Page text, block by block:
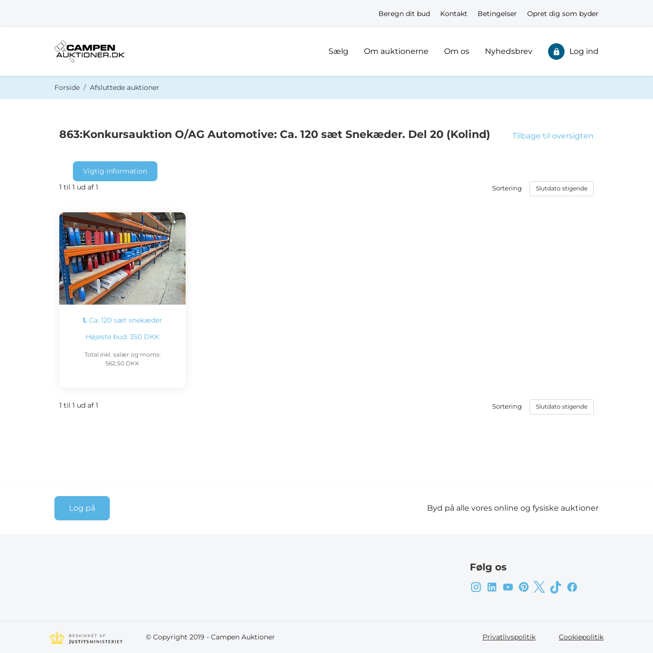
Beregn dit bud Kontakt Betingelser Opret dig som byder
Sælg Om auktionerne Om os Nyhedsbrev Log ind
Forside Afsluttede auktioner
Tilbage til oversigten
863:Konkursauktion O/AG Automotive: Ca. 120 sæt Snekæder. Del 20 (Kolind)
Vigtig information
1 til 1 ud af 1
Sortering
1. Ca. 120 sæt snekæder
Højeste bud: 350 DKK
Total inkl. salær og moms:
562,50 DKK
1 til 1 ud af 1 Sortering
Log på Byd på alle vores online og fysiske auktioner
Følg os
© Copyright 2019 - Campen Auktioner Privatlivspolitik Cookiepolitik